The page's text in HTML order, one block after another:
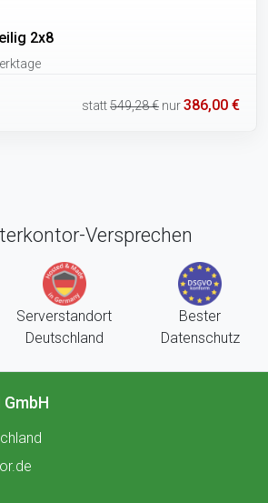
2x8
statt549,28 € nur386,00 €
Versprechen
Serverstandort
Deutschland
Bester
Datenschutz